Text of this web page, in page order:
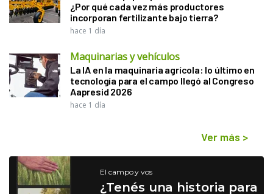
¿Por qué cada vez más productores
incorporan fertilizante bajo tierra?
hace 1 día
Maquinarias y vehículos
La IA en la maquinaria agrícola: lo último en
tecnología para el campo llegó al Congreso
Aapresid 2026
hace 1 día
Ver más >
El campo y vos
¿Tenés una historia para